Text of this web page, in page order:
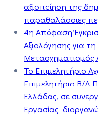
αξιοποίηση της
παραθαλάσσιες
4η Απόφαση
Αξιολόγησης για
Μετασχηματισμός
Το Επιμελητήριο
Επιμελητήριο Β/Δ
Ελλάδας, σε
Εργασίας